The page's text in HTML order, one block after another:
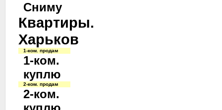
Сниму
Квартиры.
Харьков
1-ком. продам
1-ком.
куплю
2-ком. продам
2-ком.